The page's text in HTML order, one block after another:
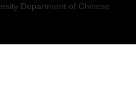
Department of Chinese